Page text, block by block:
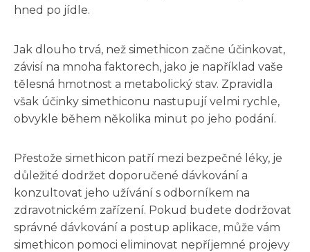
hned po jídle.
Jak dlouho trvá, než simethicon začne účinkovat,
závisí na mnoha faktorech, jako je například vaše
tělesná hmotnost a metabolický stav. Zpravidla
však účinky simethiconu nastupují velmi rychle,
obvykle během několika minut po jeho podání.
Přestože simethicon patří mezi bezpečné léky, je
důležité dodržet doporučené dávkování a
konzultovat jeho užívání s odborníkem na
zdravotnickém zařízení. Pokud budete dodržovat
správné dávkování a postup aplikace, může vám
simethicon pomoci eliminovat nepříjemné projevy